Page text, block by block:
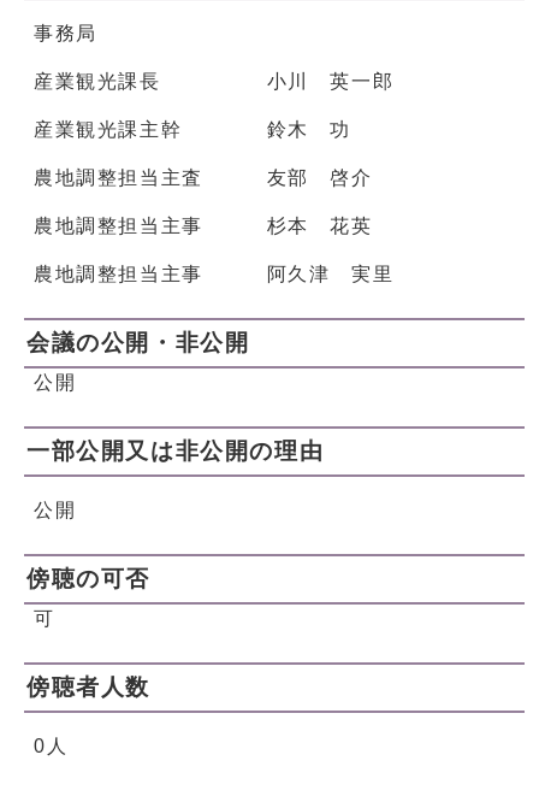
事務局
産業観光課長 小川 英一郎
産業観光課主幹 鈴木 功
農地調整担当主査 友部 啓介
農地調整担当主事 杉本 花英
農地調整担当主事 阿久津 実里
会議の公開・非公開
公開
一部公開又は非公開の理由
公開
傍聴の可否
可
傍聴者人数
0人